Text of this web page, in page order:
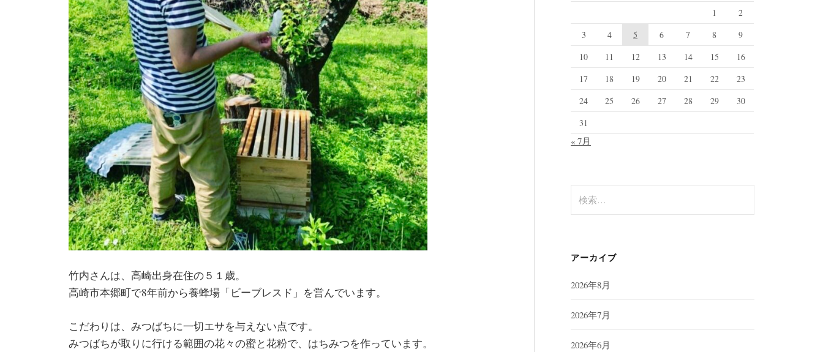
竹内さんは、高崎出身在住の５１歳。
高崎市本郷町で8年前から養蜂場「ビーブレスド」を営んでいます。
こだわりは、みつばちに一切エサを与えない点です。
みつばちが取りに行ける範囲の花々の蜜と花粉で、はちみつを作っています。
1
2
3
4 5 6 7 8
9
10
11 12 13 14 15
16
17
18 19 20 21 22
23
24
25 26 27 28 29
30
31
« 7月
索:
アーカイブ
2026年8月
2026年7月
2026年6月